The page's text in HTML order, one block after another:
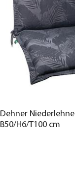
Dehner
B50/H6/T100 cm